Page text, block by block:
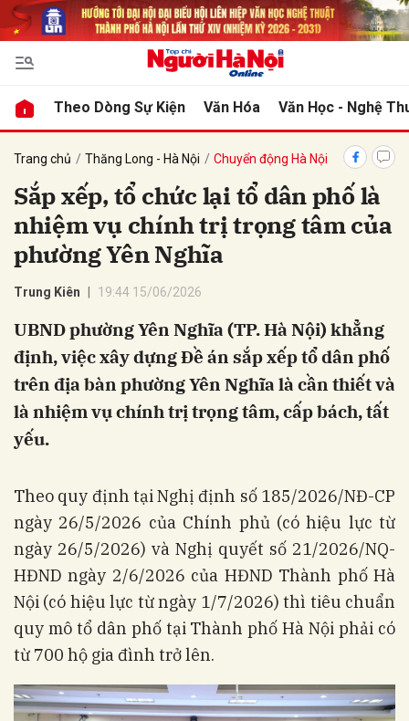
Theo Dòng Sự Kiện Văn Hóa Văn Học - Nghệ
Trang chủ Thăng Long - Hà Nội Chuyển động Hà Nội
Sắp xếp, tổ chức lại tổ dân phố là
nhiệm vụ chính trị trọng tâm của
phường Yên Nghĩa
Trung Kiên 19:44 15/06/2026
UBND phường Yên Nghĩa (TP. Hà Nội) khẳng
định, việc xây dựng Đề án sắp xếp tổ dân phố
trên địa bàn phường Yên Nghĩa là cần thiết và
là nhiệm vụ chính trị trọng tâm, cấp bách, tất
yếu.
Theo quy định tại Nghị định số 185/2026/NĐ-CP
ngày 26/5/2026 của Chính phủ (có hiệu lực từ
ngày 26/5/2026) và Nghị quyết số 21/2026/NQ-
HĐND ngày 2/6/2026 của HĐND Thành phố Hà
Nội (có hiệu lực từ ngày 1/7/2026) thì tiêu chuẩn
quy mô tổ dân phố tại Thành phố Hà Nội phải có
từ 700 hộ gia đình trở lên.
luận